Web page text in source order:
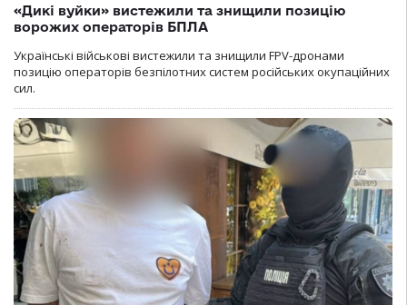
«Дикі вуйки» вистежили та знищили позицію
ворожих операторів БПЛА
Українські військові вистежили та знищили FPV-дронами
позицію операторів безпілотних систем російських окупаційних
сил.